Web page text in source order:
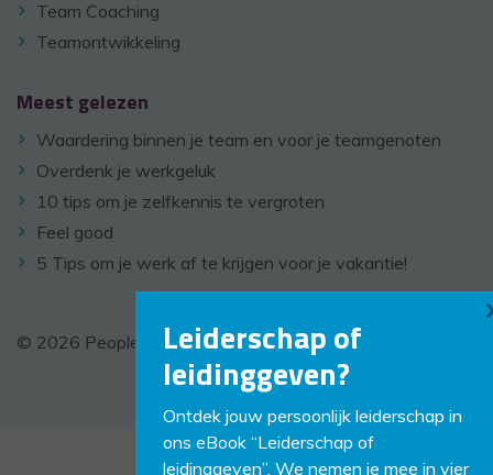
Team Coaching
Teamontwikkeling
Meest gelezen
Waardering binnen je team en voor je teamgenoten
Overdenk je werkgeluk
10 tips om je zelfkennis te vergroten
Feel good
5 Tips om je werk af te krijgen voor je vakantie!
© 2026 PeopleCoaching -Disclaimer - Links
Leiderschap of
leidinggeven?
Ontdek jouw persoonlijk leiderschap in
ons eBook “Leiderschap of
leidinggeven”. We nemen je mee in vier